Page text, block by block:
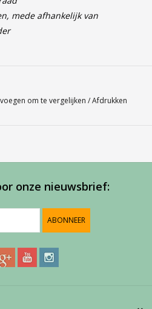
mede afhankelijk van
om te vergelijken /Afdrukken
onze nieuwsbrief:
ABONNEER